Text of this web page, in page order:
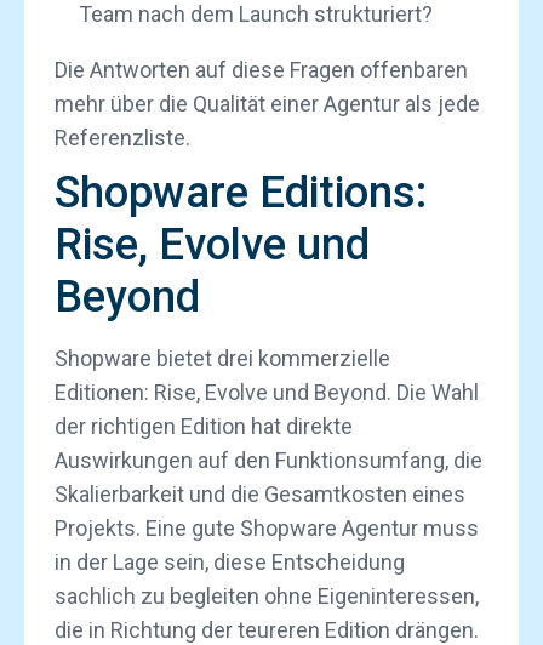
Team nach dem Launch strukturiert?
Die Antworten auf diese Fragen offenbaren
mehr über die Qualität einer Agentur als jede
Referenzliste.
Shopware Editions:
Rise, Evolve und
Beyond
Shopware bietet drei kommerzielle
Editionen: Rise, Evolve und Beyond. Die Wahl
der richtigen Edition hat direkte
Auswirkungen auf den Funktionsumfang, die
Skalierbarkeit und die Gesamtkosten eines
Projekts. Eine gute Shopware Agentur muss
in der Lage sein, diese Entscheidung
sachlich zu begleiten ohne Eigeninteressen,
die in Richtung der teureren Edition drängen.